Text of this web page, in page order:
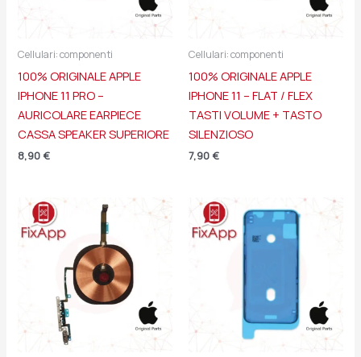
Cellulari: componenti
100% ORIGINALE APPLE
IPHONE 11 PRO –
AURICOLARE EARPIECE
CASSA SPEAKER SUPERIORE
8,90 €
Cellulari: componenti
100% ORIGINALE APPLE
IPHONE 11 – FLAT / FLEX
TASTI VOLUME + TASTO
SILENZIOSO
7,90 €